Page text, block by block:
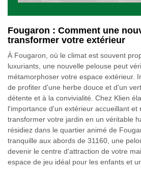
Fougaron : Comment une
transformer votre extérieur
À Fougaron, où le climat est souvent
luxuriants, une nouvelle pelouse peut
métamorphoser votre espace extérieur.
de profiter d'une herbe douce et d'un
détente et à la convivialité. Chez Klien
l'importance d'un extérieur accueillant et
transformer votre jardin en un véritable
résidiez dans le quartier animé de
tranquille aux abords de 31160, une
devenir le centre d'attraction de votre
espace de jeu idéal pour les enfants et